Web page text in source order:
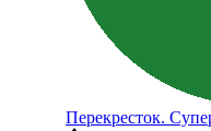
Перекресток.